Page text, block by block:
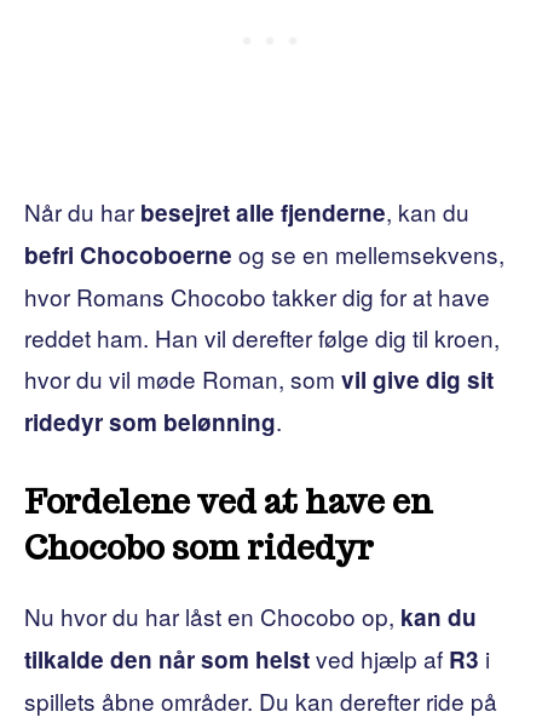
Når du har besejret alle fjenderne, kan du
befri Chocoboerne og se en mellemsekvens,
hvor Romans Chocobo takker dig for at have
reddet ham. Han vil derefter følge dig til kroen,
hvor du vil møde Roman, som vil give dig sit
ridedyr som belønning.
Fordelene ved at have en
Chocobo som ridedyr
Nu hvor du har låst en Chocobo op, kan du
tilkalde den når som helstved hjælp af R3 i
spillets åbne områder. Du kan derefter ride på